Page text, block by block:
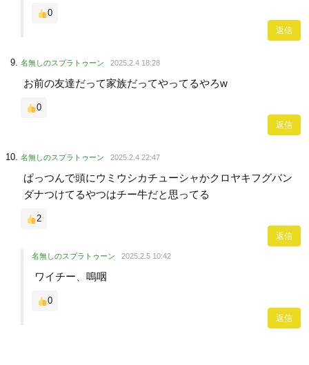
0
返信
名無しのスプラトゥーン 2025.2.4 18:28
お前の友達だって家族だってやってるやろw
0
返信
名無しのスプラトゥーン 2025.2.4 22:47
ぱっつんで頭にウミウシカチューシャかクロヤキフグバン
ダナつけてるやつはチー牛だと思ってる
2
返信
名無しのスプラトゥーン 2025.2.5 10:42
ワイチー、嗚咽
0
返信